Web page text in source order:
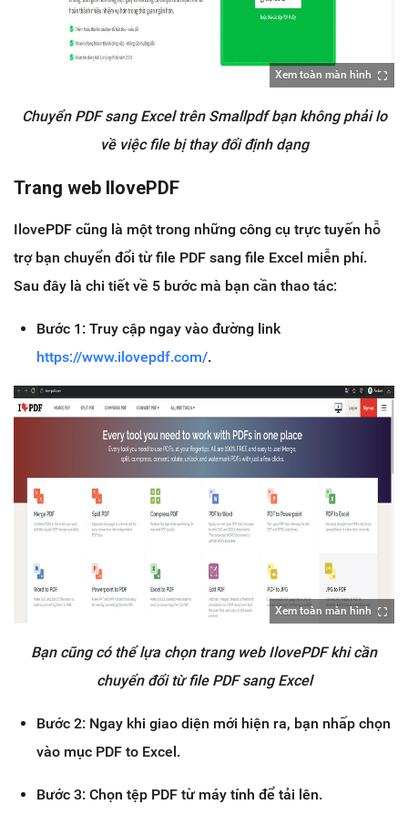
Xem toàn màn hình
Chuyển PDF sang Excel trên Smallpdf bạn không phải lo
về việc file bị thay đổi định dạng
Trang web IlovePDF
IlovePDF cũng là một trong những công cụ trực tuyến hỗ
trợ bạn chuyển đổi từ file PDF sang file Excel miễn phí.
Sau đây là chi tiết về 5 bước mà bạn cần thao tác:
Bước 1: Truy cập ngay vào đường link
https://www.ilovepdf.com/.
Xem toàn màn hình
Bạn cũng có thể lựa chọn trang web IlovePDF khi cần
chuyển đổi từ file PDF sang Excel
Bước 2: Ngay khi giao diện mới hiện ra, bạn nhấp chọn
vào mục PDF to Excel.
Bước 3: Chọn tệp PDF từ máy tính để tải lên.